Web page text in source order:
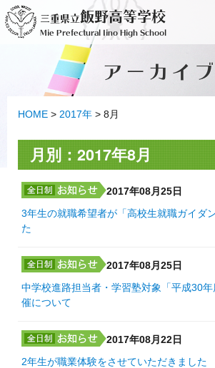
ン
三重県立飯野高等学校
Mie Prefectural Iino High School
アーカイブ
HOME > 2017年 > 8月
月別：2017年8月
2017年08月25日
3年生の就職希望者が「高校生就職ガイダ
た
2017年08月25日
中学校進路担当者・学習塾対象「平成30
催について
2017年08月22日
2年生が職業体験をさせていただきました